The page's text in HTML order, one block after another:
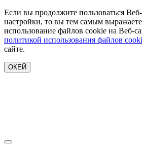
Если вы продолжите пользоваться
настройки, то вы тем самым выражаете
использование файлов cookie на Веб-
политикой использования файлов
сайте.
ОКЕЙ